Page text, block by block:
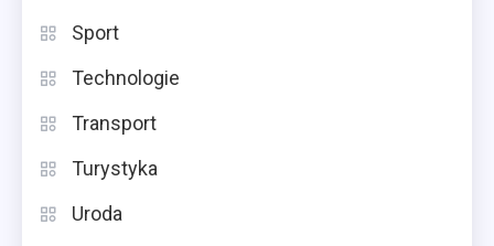
Sport
Technologie
Transport
Turystyka
Uroda